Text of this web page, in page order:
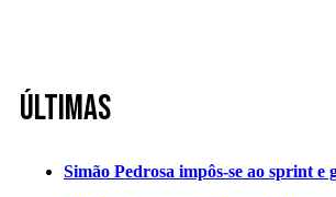
Últimas
Simão Pedrosa impôs-se ao sprint